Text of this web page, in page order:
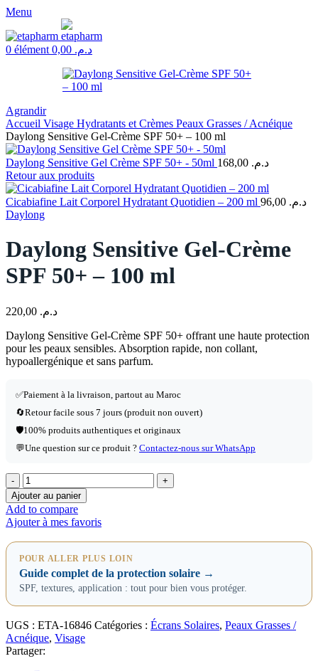
Menu
0 élément د.م.
Agrandir
Accueil Visage Hydratants et Crèmes Peaux Grasses / Acnéique
Daylong Sensitive Gel-Crème SPF 50+ – 100 ml
Daylong Sensitive Gel Crème SPF 50+ - 50ml د.م.
Retour aux produits
Cicabiafine Lait Corporel Hydratant Quotidien – 200 ml د.م.
Daylong
Daylong Sensitive Gel-Crème
SPF 50+ – 100 ml
د.م.
Daylong Sensitive Gel-Crème SPF 50+ offrant une haute protection
pour les peaux sensibles. Absorption rapide, non collant,
hypoallergénique et sans parfum.
✅Paiement à la livraison, partout au Maroc
🔄Retour facile sous 7 jours (produit non ouvert)
🛡️100% produits authentiques et originaux
💬Une question sur ce produit ? Contactez-nous sur WhatsApp
Ajouter au panier
Add to compare
Ajouter à mes favoris
POUR ALLER PLUS LOIN
Guide complet de la protection solaire →
SPF, textures, application : tout pour bien vous protéger.
UGS : ETA-16846 Catégories : Écrans Solaires, Peaux Grasses /
Acnéique, Visage
Partager: